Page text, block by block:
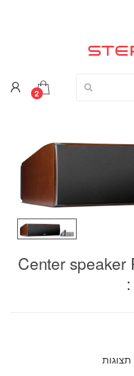
2
Center speaker
תצוגות